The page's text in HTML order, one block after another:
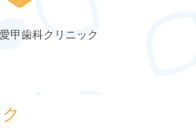
愛甲歯科クリニック